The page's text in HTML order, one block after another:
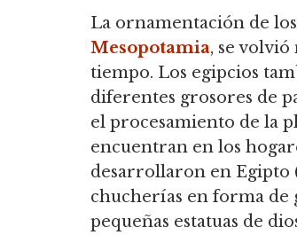
La ornamentación de
Mesopotamia, se volvió
tiempo. Los egipcios
diferentes grosores de
el procesamiento de la
encuentran en los
desarrollaron en Egipto
chucherías en forma de
pequeñas estatuas de